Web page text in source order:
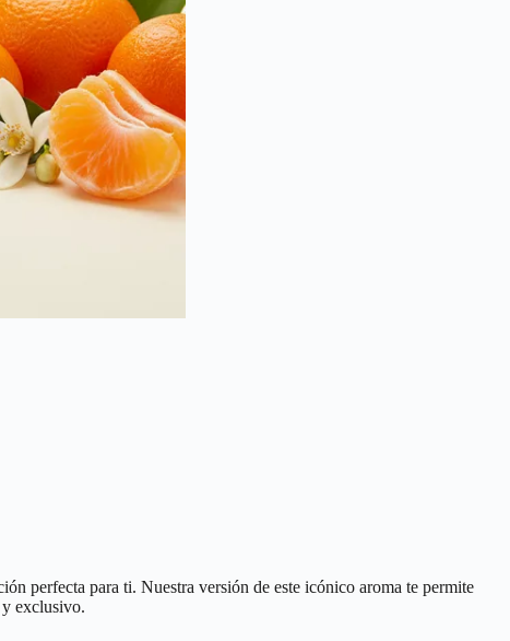
perfecta para ti. Nuestra versión de este icónico aroma te permite
exclusivo.